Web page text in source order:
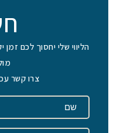
הליווי שלי יחסוך לכם
צרו קשר